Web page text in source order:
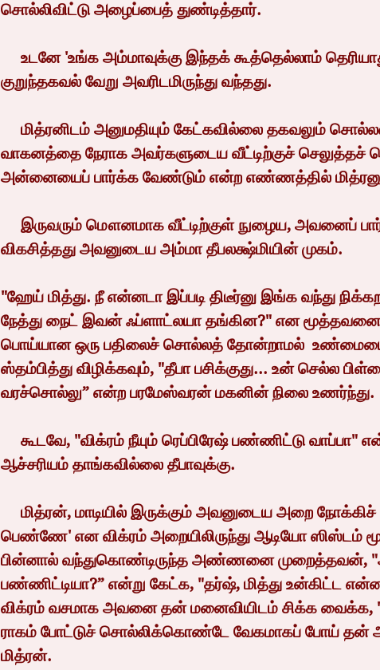
சொல்லிவிட்டு அழைப்பைத் துண்டித்தார்.
குறுந்தகவல் வேறு அவரிடமிருந்து வந்தது.
வாகனத்தை நேராக அவர்களுடைய வீட்டிற்குச்
அன்னையைப் பார்க்க வேண்டும் என்ற எண்ணத்தில்
விகசித்தது அவனுடைய அம்மா தீபலக்ஷ்மியின் முகம்.
"ஹேய் மித்து. நீ என்னடா இப்படி திடீர்னு இங்க வந்து
நேத்து நைட் இவன் ஃப்ளாட்லயா தங்கின?" என
பொய்யான ஒரு பதிலைச் சொல்லத் தோன்றாமல்
ஸ்தம்பித்து விழிக்கவும், "தீபா பசிக்குது... உன் செல்ல
வரச்சொல்லு” என்ற பரமேஸ்வரன் மகனின் நிலை உணர்ந்து.
ஆச்சரியம் தாங்கவில்லை தீபாவுக்கு.
பெண்ணே' என விக்ரம் அறையிலிருந்து ஆடியோ ஸிஸ்டம்
பின்னால் வந்துகொண்டிருந்த அண்ணனை முறைத்தவன்,
பண்ணிட்டியா?” என்று கேட்க, "தர்ஷ், மித்து உன்கிட்ட
விக்ரம் வசமாக அவனை தன் மனைவியிடம் சிக்க வைக்க,
ராகம் போட்டுச் சொல்லிக்கொண்டே வேகமாகப் போய் தன்
மித்ரன்.